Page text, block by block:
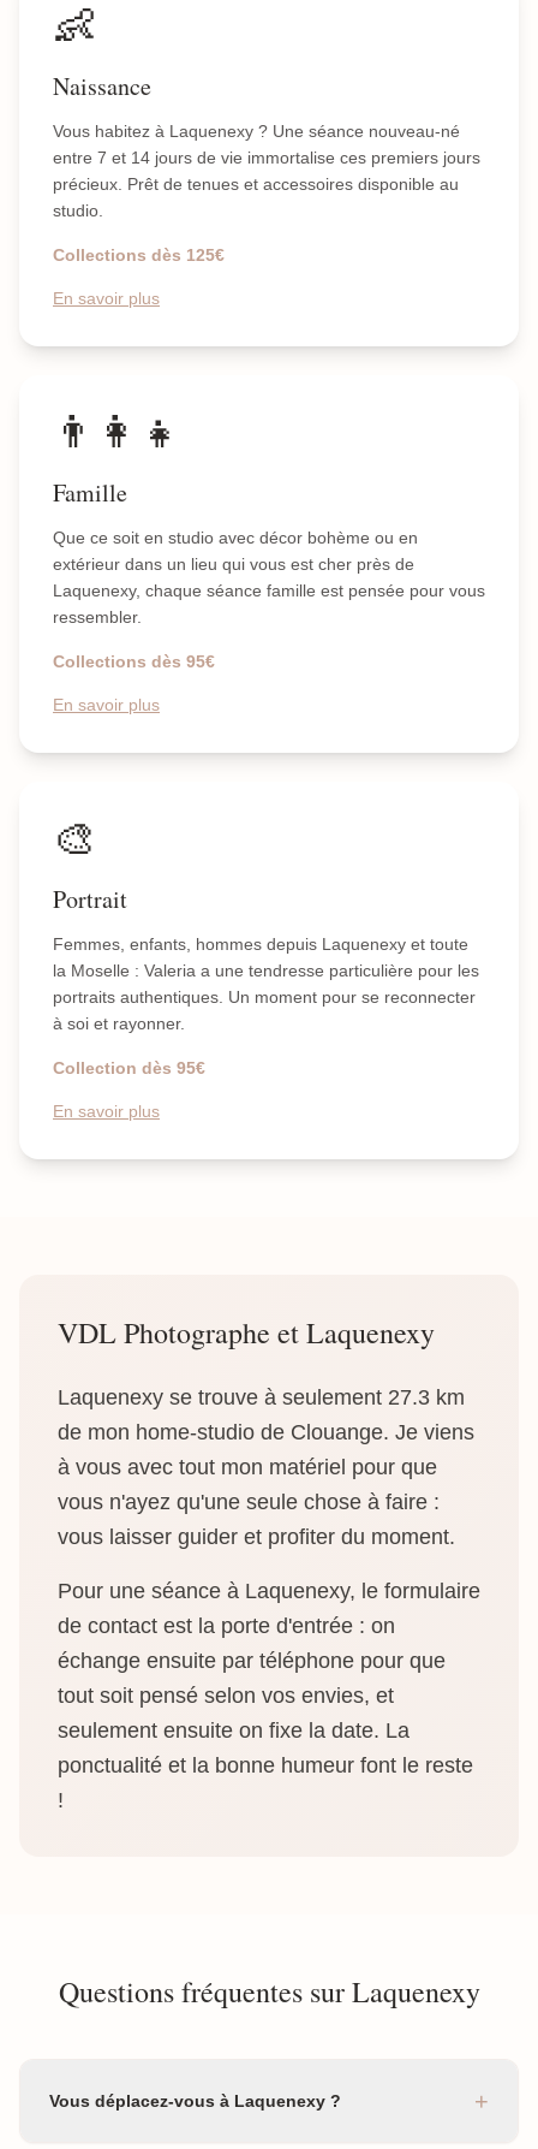
👶
Naissance
Vous habitez à Laquenexy ? Une séance nouveau-né
entre 7 et 14 jours de vie immortalise ces premiers jours
précieux. Prêt de tenues et accessoires disponible au
studio.
Collections dès 125€
En savoir plus
👨‍👩‍👧
Famille
Que ce soit en studio avec décor bohème ou en
extérieur dans un lieu qui vous est cher près de
Laquenexy, chaque séance famille est pensée pour vous
ressembler.
Collections dès 95€
En savoir plus
🎨
Portrait
Femmes, enfants, hommes depuis Laquenexy et toute
la Moselle : Valeria a une tendresse particulière pour les
portraits authentiques. Un moment pour se reconnecter
à soi et rayonner.
Collection dès 95€
En savoir plus
VDL Photographe et Laquenexy
Laquenexy se trouve à seulement 27.3 km
de mon home-studio de Clouange. Je viens
à vous avec tout mon matériel pour que
vous n'ayez qu'une seule chose à faire :
vous laisser guider et profiter du moment.
Pour une séance à Laquenexy, le formulaire
de contact est la porte d'entrée : on
échange ensuite par téléphone pour que
tout soit pensé selon vos envies, et
seulement ensuite on fixe la date. La
ponctualité et la bonne humeur font le reste
!
Questions fréquentes sur Laquenexy
Vous déplacez-vous à Laquenexy ? +